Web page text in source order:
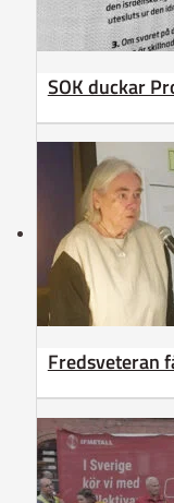
SOK duckar
Fredsveteran